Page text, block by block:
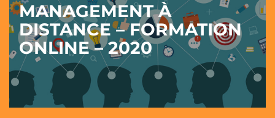
MANAGEMENT À
DISTANCE – FORMATION
ONLINE – 2020